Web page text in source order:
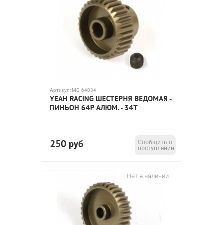
Артикул: MG-64034
YEAH RACING ШЕСТЕРНЯ ВЕДОМАЯ -
ПИНЬОН 64P АЛЮМ. - 34T
250 руб
Сообщить о
поступлении
Нет в наличии